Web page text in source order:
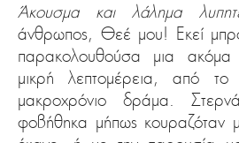
Άκουσμα και λάλημα
άνθρωπος, Θεέ μου! Εκεί
παρακολουθούσα μια
μικρή λεπτομέρεια, από το
μακροχρόνιο δράμα.
φοβήθηκα μήπως κουραζόταν